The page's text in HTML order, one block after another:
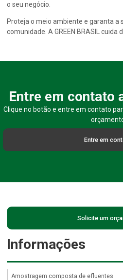
o seu negócio.
Proteja o meio ambiente e garanta a
comunidade. A GREEN BRASIL cuida
Entre em contato
Clique no botão e entre em contato
Entre em
Solicite um
Informações
Amostragem composta de efluentes